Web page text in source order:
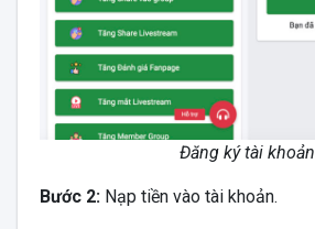
Đăng ký tài khoản
Bước 2:Nạp tiền vào tài khoản.